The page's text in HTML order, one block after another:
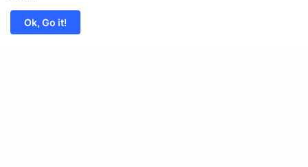
Ok, Go it!